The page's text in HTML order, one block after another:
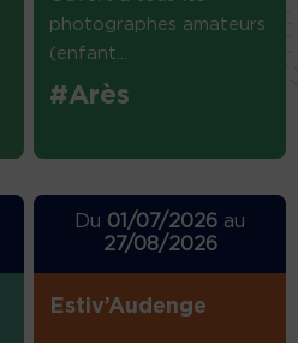
photographes amateurs
(enfant...
#Arès
Du 01/07/2026 au
27/08/2026
Estiv’Audenge